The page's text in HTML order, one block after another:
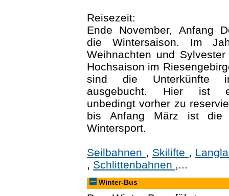
Reisezeit:
Ende November, Anfang
die Wintersaison. Im
Weihnachten und
Hochsaison im
sind die Unterkünfte
ausgebucht. Hier ist
unbedingt vorher zu
bis Anfang März ist die
Wintersport.
Seilbahnen , Skilifte ,
, Schlittenbahnen ,...
Winter-Bus